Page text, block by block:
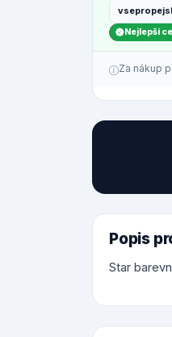
Nejlepší
Za nákup
Popis
Star